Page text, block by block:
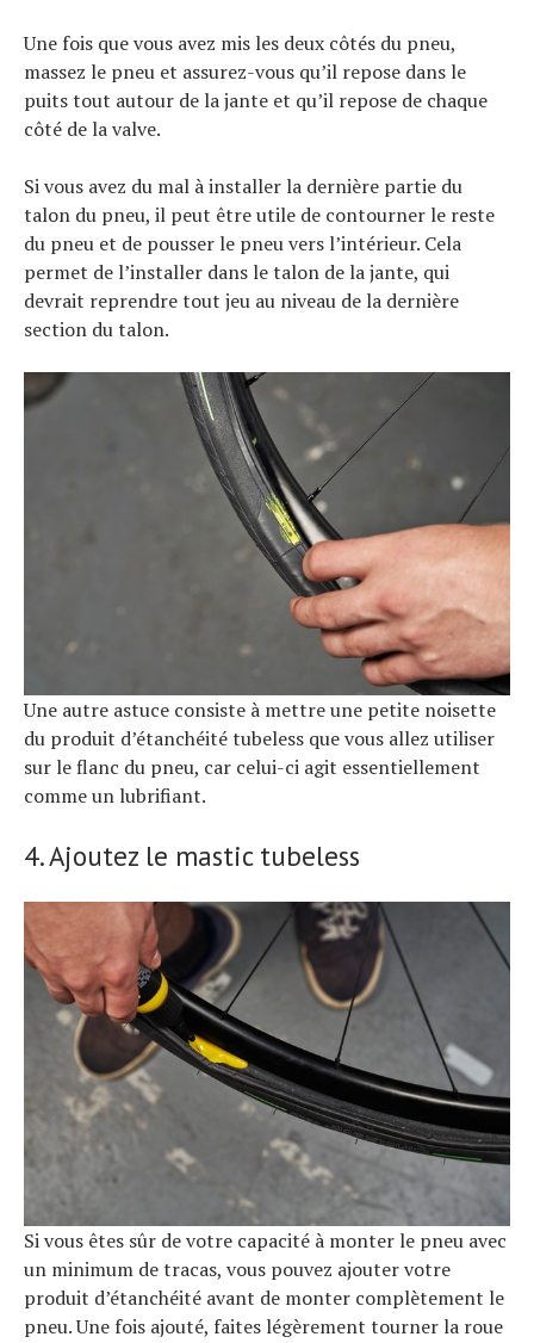
Une fois que vous avez mis les deux côtés du pneu,
massez le pneu et assurez-vous qu’il repose dans le
puits tout autour de la jante et qu’il repose de chaque
côté de la valve.
Si vous avez du mal à installer la dernière partie du
talon du pneu, il peut être utile de contourner le reste
du pneu et de pousser le pneu vers l’intérieur. Cela
permet de l’installer dans le talon de la jante, qui
devrait reprendre tout jeu au niveau de la dernière
section du talon.
Une autre astuce consiste à mettre une petite noisette
du produit d’étanchéité tubeless que vous allez utiliser
sur le flanc du pneu, car celui-ci agit essentiellement
comme un lubrifiant.
4. Ajoutez le mastic tubeless
Si vous êtes sûr de votre capacité à monter le pneu avec
un minimum de tracas, vous pouvez ajouter votre
produit d’étanchéité avant de monter complètement le
pneu. Une fois ajouté, faites légèrement tourner la roue